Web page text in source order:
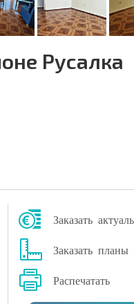
Русалка
Заказать
Заказать
Распечатать